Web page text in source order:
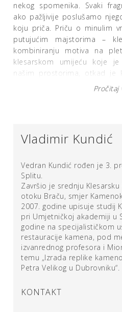
nekog spomenika. Svaki
ako pažljivije poslušamo
koju priča. Priču o minulim
putujućim majstorima –
kombiniranju motiva na
klesarskom umijeću koje
našim prostorima, otkad je
ostavlja ruka i misao čovjekova.
Stoljećima nakon izrade
Petra Velikog. Izradom
epohe, on nas uspijeva
nastanka i života
Miona Miliša, predavač
Pročitaj
Vladimir Kundić
Vedran Kundić rođen je 3.
Splitu.
Završio je srednju
otoku Braču, smjer
2007. godine upisuje studij
pri Umjetničkoj akademiji u
godine na specijalističkom
restauracije kamena, pod
izvanrednog profesora i
temu „Izrada replike
Petra Velikog u Dubrovniku“.
KONTAKT